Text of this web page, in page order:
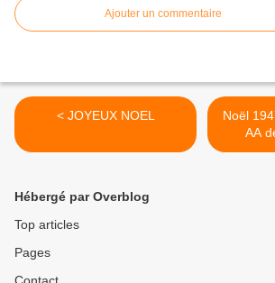
Ajouter un commentaire
< JOYEUX NOEL
Noël
Hébergé par Overblog
Top articles
Pages